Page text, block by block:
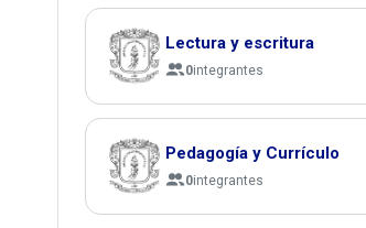
Lectura y escritura
0integrantes
Pedagogía y Currículo
0integrantes